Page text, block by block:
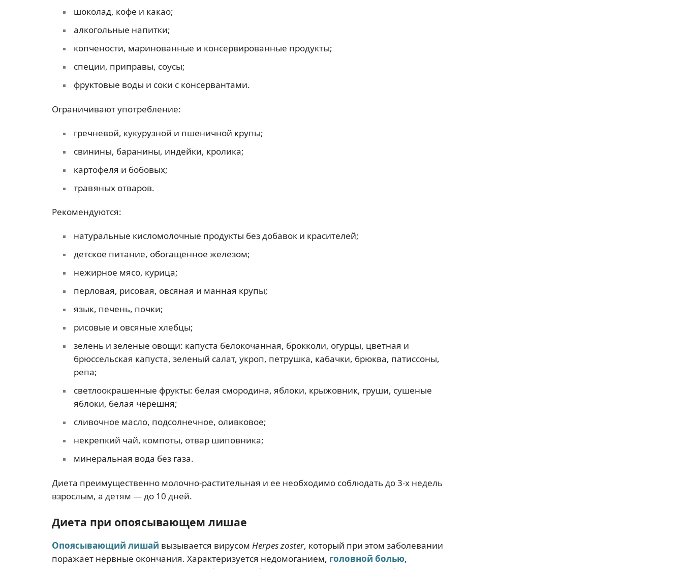
шоколад, кофе и какао;
алкогольные напитки;
копчености, маринованные и консервированные продукты;
специи, приправы, соусы;
фруктовые воды и соки с консервантами.
Ограничивают употребление:
гречневой, кукурузной и пшеничной крупы;
свинины, баранины, индейки, кролика;
картофеля и бобовых;
травяных отваров.
Рекомендуются:
натуральные кисломолочные продукты без добавок и красителей;
детское питание, обогащенное железом;
нежирное мясо, курица;
перловая, рисовая, овсяная и манная крупы;
язык, печень, почки;
рисовые и овсяные хлебцы;
зелень и зеленые овощи: капуста белокочанная, брокколи, огурцы, цветная и
брюссельская капуста, зеленый салат, укроп, петрушка, кабачки, брюква, патиссоны,
репа;
светлоокрашенные фрукты: белая смородина, яблоки, крыжовник, груши, сушеные
яблоки, белая черешня;
сливочное масло, подсолнечное, оливковое;
некрепкий чай, компоты, отвар шиповника;
минеральная вода без газа.
Диета преимущественно молочно-растительная и ее необходимо соблюдать до 3-х недель
взрослым, а детям — до 10 дней.
Диета при опоясывающем лишае
Опоясывающий лишай вызывается вирусом Herpes zoster, который при этом заболевании
поражает нервные окончания. Характеризуется недомоганием, головной болью,